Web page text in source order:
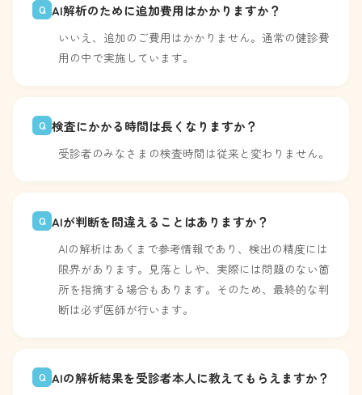
Q AI解析のために追加費用はかかりますか？
いいえ、追加のご費用はかかりません。通常の健診費
用の中で実施しています。
Q 検査にかかる時間は長くなりますか？
受診者のみなさまの検査時間は従来と変わりません。
Q AIが判断を間違えることはありますか？
AIの解析はあくまで参考情報であり、検出の精度には
限界があります。見落としや、実際には問題のない箇
所を指摘する場合もあります。そのため、最終的な判
断は必ず医師が行います。
Q AIの解析結果を受診者本人に教えてもらえますか？